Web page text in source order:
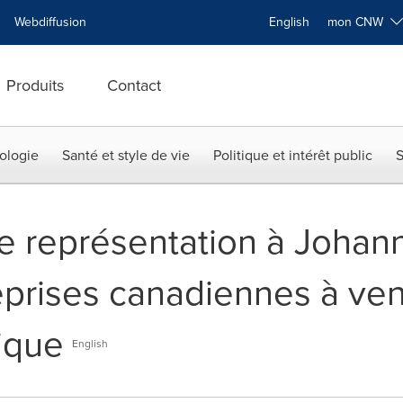
Webdiffusion English mon CNW
Produits Contact
Santé et style de vie Politique et intérêt public
représentation à
canadiennes à
English